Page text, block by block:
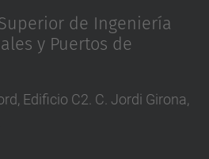
de Ingeniería
y Puertos de
Edificio C2. C. Jordi Girona,